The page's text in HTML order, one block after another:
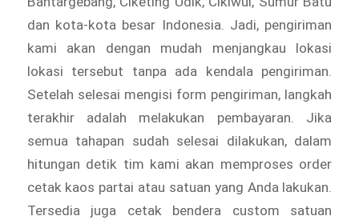
dan kota-kota besar Indonesia. Jadi, pengiriman
kami akan dengan mudah menjangkau lokasi
lokasi tersebut tanpa ada kendala pengiriman.
Setelah selesai mengisi form pengiriman, langkah
terakhir adalah melakukan pembayaran. Jika
semua tahapan sudah selesai dilakukan, dalam
hitungan detik tim kami akan memproses order
cetak kaos partai atau satuan yang Anda lakukan.
Tersedia juga cetak bendera custom satuan